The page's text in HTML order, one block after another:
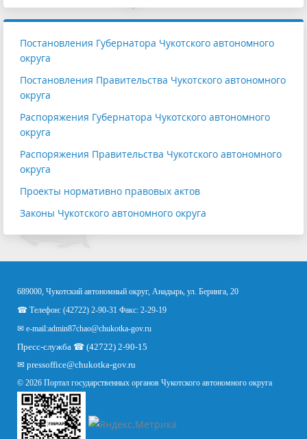
Постановления Губернатора Чукотского автономного
округа
Постановления Правительства Чукотского автономного
округа
Распоряжения Губернатора Чукотского автономного
округа
Распоряжения Правительства Чукотского автономного
округа
Проекты нормативно правовых актов
Законы Чукотского автономного округа
689000, Чукотский автономный округ, Анадырь, ул. Беринга, 20
☎ Телефон: (42722) 2-90-31 Факс: 2-29-19
✉ e-mail:admin87chao@chukotka-gov.ru
Пресс-служба ☎ (42722) 2-90-15
✉ pressoffice@chukotka-gov.ru
© 2026 Портал государственных органов Чукотского автономного округа